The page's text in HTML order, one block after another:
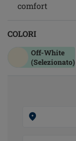
comfort
COLORI
Off-White
(Selezionato)